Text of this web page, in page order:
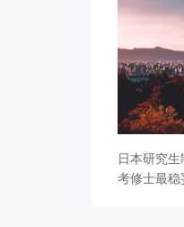
日本研究
考修士最稳